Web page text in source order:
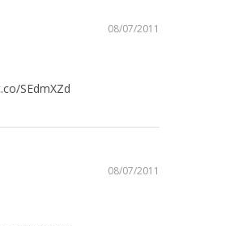
08/07/2011
SEdmXZd
08/07/2011